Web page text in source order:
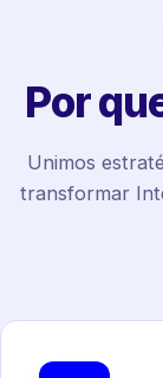
Por
Unimos
transformar